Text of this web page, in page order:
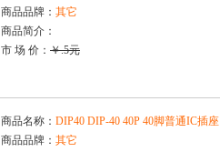
商品品牌： 其它
商品简介：
市 场 价： ￥.5元
商品名称： DIP40 DIP-40 40P 40脚普通IC插座
商品品牌： 其它